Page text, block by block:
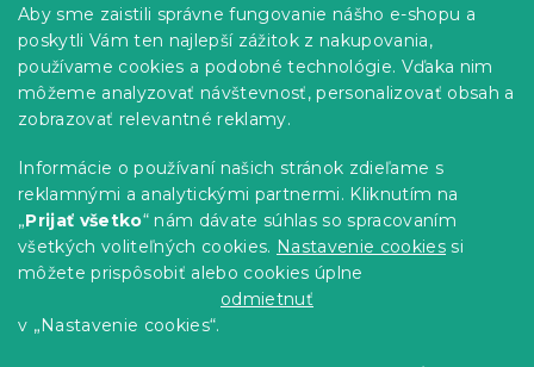
Aby sme zaistili správne fungovanie nášho e-shopu a
poskytli Vám ten najlepší zážitok z nakupovania,
používame cookies a podobné technológie. Vďaka nim
môžeme analyzovať návštevnosť, personalizovať obsah a
zobrazovať relevantné reklamy.
Informácie o používaní našich stránok zdieľame s
reklamnými a analytickými partnermi. Kliknutím na
„Prijať všetko“ nám dávate súhlas so spracovaním
všetkých voliteľných cookies. Nastavenie cookies si
môžete prispôsobiť alebo cookies úplne
odmietnuť
v „Nastavenie cookies“.
i
e
p
r
v
k
y
v
ý
p
i
s
u
Informácie pre vás
Predajne
Sledovanie objednávky
Možnosti doručenia
Reklamácie a vrátenie tovaru
Kontakty
Obchodné podmienky
Podmienky ochrany osobných údajov
Pre partnerov